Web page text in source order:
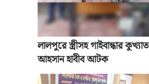
লালপুরে স্ত্রীসহ গাইবান্ধার কুখ্যাত
আহসান হাবীব আটক